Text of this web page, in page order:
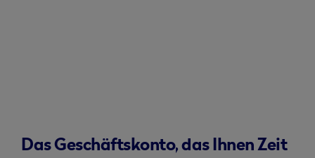
Das Geschäftskonto, das Ihnen Zeit